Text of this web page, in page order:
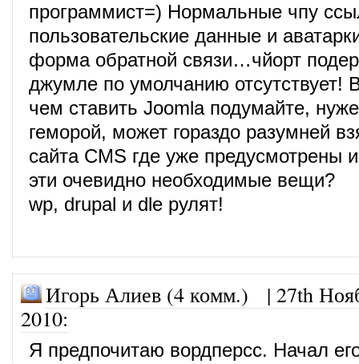
программист=) Нормальные чпу
пользовательские данные и
форма обратной связи…чйорт
джумле по умолчанию
чем ставить Joomla подумайте,
геморой, может гораздо разумней
сайта CMS где уже предусмотрены
эти очевидно необходимые вещи?
wp, drupal и dle рулят!
Игорь Алиев (4 комм.) | 27th
2010:
Я предпочитаю вордперсс. Начал